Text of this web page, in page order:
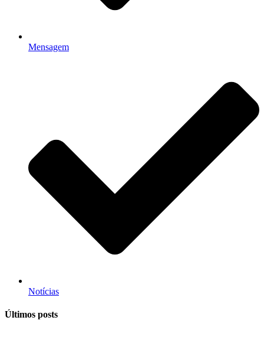
Mensagem
Notícias
Últimos posts